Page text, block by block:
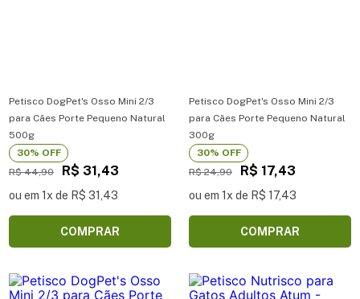
Petisco DogPet's Osso Mini 2/3
para Cães Porte Pequeno Natural
500g
30% OFF
R$ 44,90
R$ 31,43
ou em 1x de R$ 31,43
COMPRAR
Petisco DogPet's Osso Mini 2/3
para Cães Porte Pequeno Natural
300g
30% OFF
R$ 24,90
R$ 17,43
ou em 1x de R$ 17,43
COMPRAR